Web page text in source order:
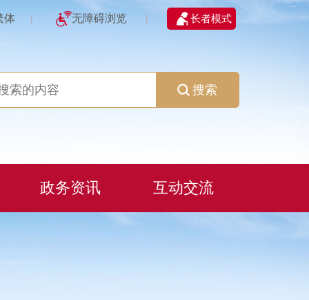
体 | 无障碍浏览 | 长者模式
搜索
政务资讯 互动交流